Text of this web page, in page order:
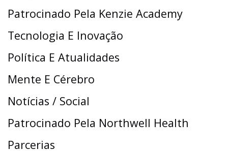
Patrocinado Pela Kenzie Academy
Tecnologia E Inovação
Política E Atualidades
Mente E Cérebro
Notícias / Social
Patrocinado Pela Northwell Health
Parcerias